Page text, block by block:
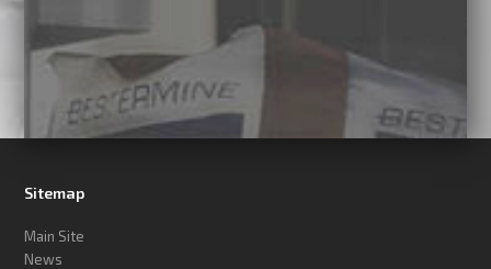
Sitemap
Main Site
News